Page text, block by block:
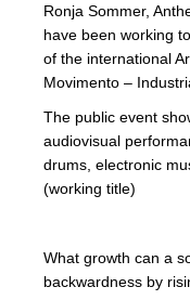
Ronja Sommer,
have been working
of the international
Movimento –
The public event
audiovisual
drums, electronic
(working title)
What growth can a
backwardness by